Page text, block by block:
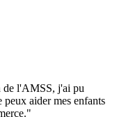
de l'AMSS, j'ai pu
aider mes enfants